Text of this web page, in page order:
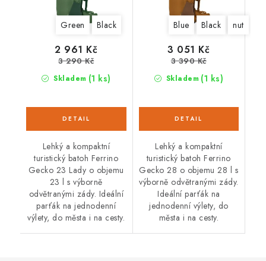
Green Black
Skladem (1 ks)
2 961 Kč
3 290 Kč
Lehký a kompaktní
turistický batoh Ferrino
Gecko 23 Lady o objemu
23 l s výborně
odvětranými zády. Ideální
parťák na jednodenní
výlety, do města i na cesty.
Blue Black nut
Skladem (1 ks)
3 051 Kč
3 390 Kč
Lehký a kompaktní
turistický batoh Ferrino
Gecko 28 o objemu 28 l s
výborně odvětranými zády.
Ideální parťák na
jednodenní výlety, do
města i na cesty.